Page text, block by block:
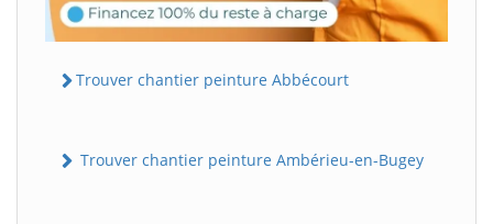
Trouver chantier peinture Abbécourt
Trouver chantier peinture Ambérieu-en-Bugey